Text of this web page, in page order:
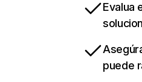
Evalua
puede